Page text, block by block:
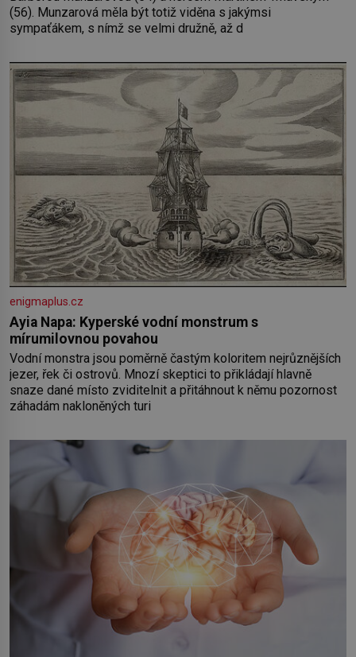
(56). Munzarová měla být totiž viděna s jakýmsi
sympaťákem, s nímž se velmi družně, až d
enigmaplus.cz
Ayia Napa: Kyperské vodní monstrum s
mírumilovnou povahou
Vodní monstra jsou poměrně častým koloritem nejrůznějších
jezer, řek či ostrovů. Mnozí skeptici to přikládají hlavně
snaze dané místo zviditelnit a přitáhnout k němu pozornost
záhadám nakloněných turi